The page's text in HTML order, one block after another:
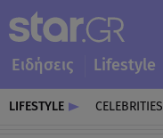
Ειδήσεις Lifestyle
LIFESTYLE CELEBRITIES